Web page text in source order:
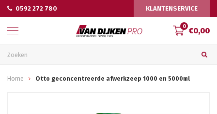
0592 272 780 KLANTENSERVICE
0 €0,00
Home Otto geconcentreerde afwerkzeep 1000 en 5000ml